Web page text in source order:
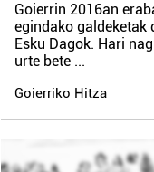
Goierrin 2016an
egindako galdeketak
Esku Dagok. Hari
urte bete ...
Goierriko Hitza